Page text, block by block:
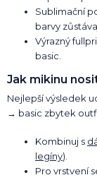
Sublimační
barvy
Výrazný
basic.
Jak mikinu
Nejlepší výsledek
→ basic zbytek
Kombinuj s
legíny).
Pro vrstvení